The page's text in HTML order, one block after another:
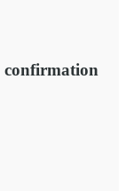
confirmation